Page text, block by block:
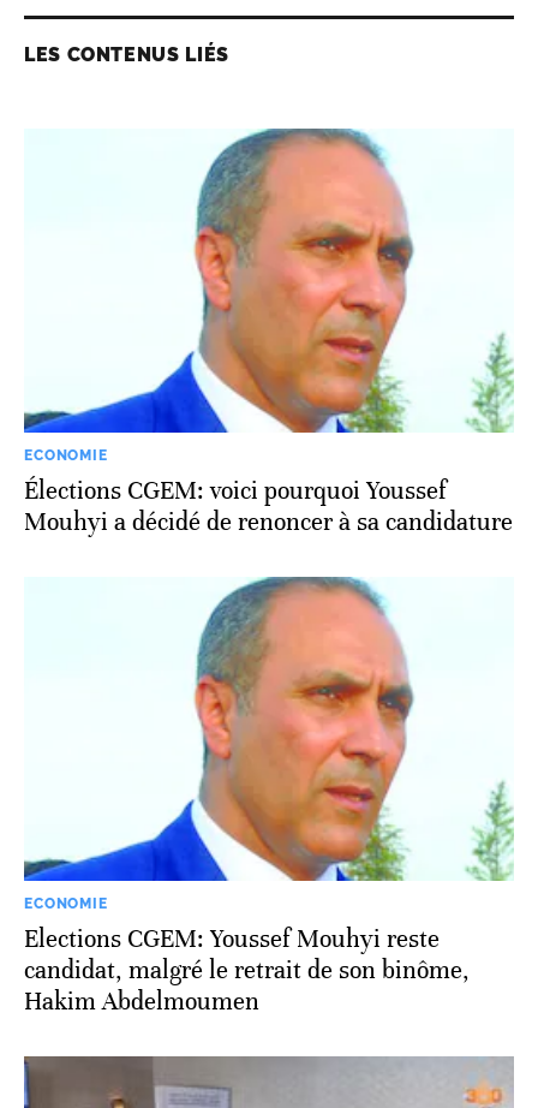
LES CONTENUS LIÉS
ECONOMIE
Élections CGEM: voici pourquoi Youssef
Mouhyi a décidé de renoncer à sa candidature
ECONOMIE
Elections CGEM: Youssef Mouhyi reste
candidat, malgré le retrait de son binôme,
Hakim Abdelmoumen